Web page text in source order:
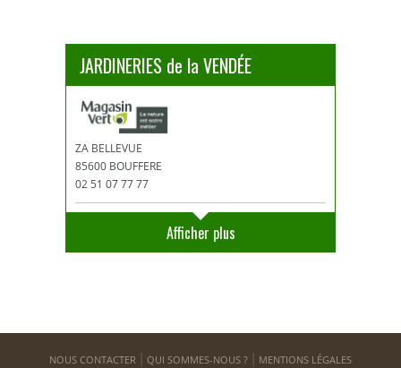
JARDINERIES de la VENDÉE
ZA BELLEVUE
85600 BOUFFERE
02 51 07 77 77
Afficher plus
NOUS CONTACTER QUI SOMMES-NOUS ? MENTIONS LÉGALES